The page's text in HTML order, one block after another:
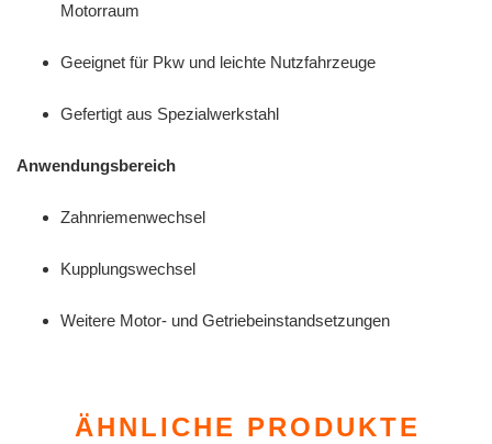
Motorraum
Geeignet für Pkw und leichte Nutzfahrzeuge
Gefertigt aus Spezialwerkstahl
Anwendungsbereich
Zahnriemenwechsel
Kupplungswechsel
Weitere Motor‑ und Getriebeinstandsetzungen
ÄHNLICHE PRODUKTE